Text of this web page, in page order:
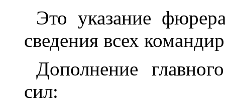
Это указание
сведения всех
Дополнение
сил: